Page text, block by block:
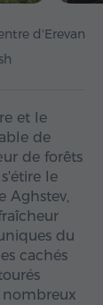
d'Erevan
et le
de
de forêts
le
Aghstev,
du
cachés
nombreux